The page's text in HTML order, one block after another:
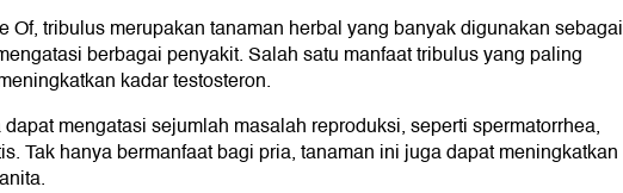
Of, tribulus merupakan tanaman herbal yang banyak digunakan sebagai
berbagai penyakit. Salah satu manfaat tribulus yang paling
kadar testosteron.
mengatasi sejumlah masalah reproduksi, seperti spermatorrhea,
Tak hanya bermanfaat bagi pria, tanaman ini juga dapat meningkatkan